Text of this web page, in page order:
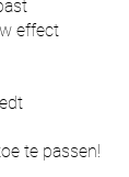
effect
te passen!